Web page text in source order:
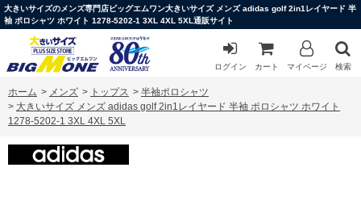
大きいサイズのメンズ専門店ビッグエムワン大きいサイズ メンズ adidas golf 2in1レイヤード 半
袖 ポロシャツ ホワイト 1278-5202-1 3XL 4XL 5XL通販サイト
ログイン カート マイページ 検索
ホーム > メンズ > トップス > 半袖ポロシャツ
> 大きいサイズ メンズ adidas golf 2in1レイヤード 半袖 ポロシャツ ホワイト
1278-5202-1 3XL 4XL 5XL